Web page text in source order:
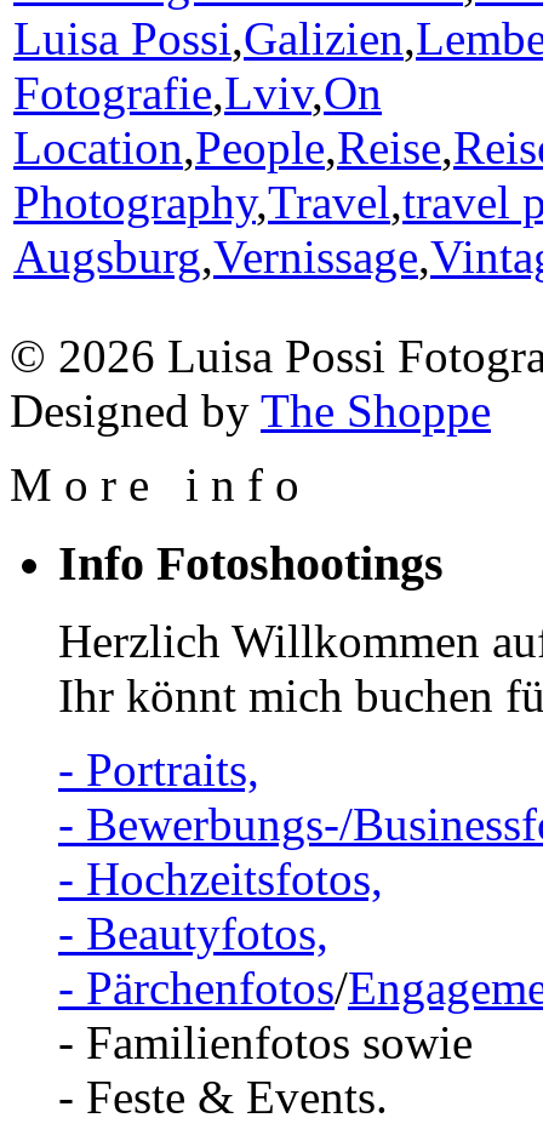
Luisa Possi,Galizien,
Fotografie,Lviv,On
Location,People,Reise,
Photography,Travel,travel
Augsburg,Vernissage,
© 2026 Luisa Possi
Designed by The Shoppe
M o r e i n f o
Info Fotoshootings
Herzlich Willkommen
Ihr könnt mich buchen
- Portraits,
- Bewerbungs-/
- Hochzeitsfotos,
- Beautyfotos,
- Pärchenfotos/
- Familienfotos sowie
- Feste & Events.